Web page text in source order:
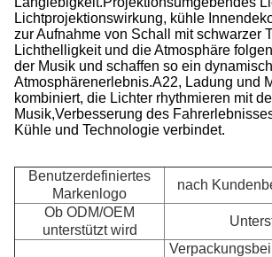
Lichtprojektionswirkung, kühle
zur Aufnahme von Schall mit schwarzer
Lichthelligkeit und die Atmosphäre
der Musik und schaffen so ein
Atmosphärenerlebnis.A22, Ladung und
kombiniert, die Lichter rhythmieren mit
Musik,Verbesserung des
Kühle und Technologie verbindet.
Benutzerdefiniertes
Markenlogo
nach
Ob ODM/OEM
unterstützt wird